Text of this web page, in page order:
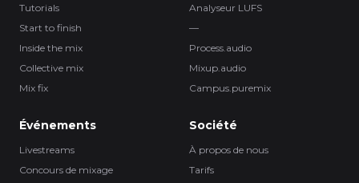
Tutorials
Start to finish
Inside the mix
Collective mix
Mix fix
Analyseur LUFS
—
Process.audio
Mixup.audio
Campus.puremix
Événements
Livestreams
Concours de mixage
Société
À propos de nous
Tarifs